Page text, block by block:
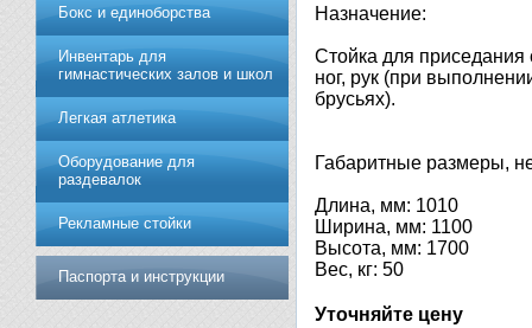
Назначение:
Стойка для
ног, рук (при
брусьях).
Габаритные размеры,
Длина, мм: 1010
Ширина, мм: 1100
Высота, мм: 1700
Вес, кг: 50
Уточняйте цену
Бокс и единоборства
Инвентарь для
гимнастических залов и школ
Легкая атлетика
Оборудование для
раздевалок
Рекламные стойки
Паспорта и инструкции